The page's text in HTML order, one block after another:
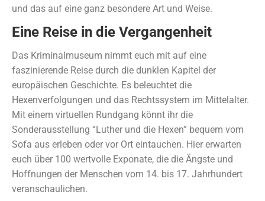
und das auf eine ganz besondere Art und Weise.
Eine Reise in die Vergangenheit
Das Kriminalmuseum nimmt euch mit auf eine
faszinierende Reise durch die dunklen Kapitel der
europäischen Geschichte. Es beleuchtet die
Hexenverfolgungen und das Rechtssystem im Mittelalter.
Mit einem virtuellen Rundgang könnt ihr die
Sonderausstellung “Luther und die Hexen” bequem vom
Sofa aus erleben oder vor Ort eintauchen. Hier erwarten
euch über 100 wertvolle Exponate, die die Ängste und
Hoffnungen der Menschen vom 14. bis 17. Jahrhundert
veranschaulichen.